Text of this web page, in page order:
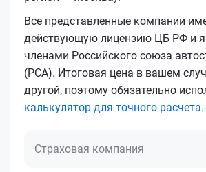
Все представленные компании
действующую лицензию ЦБ РФ и
членами Российского союза
(РСА). Итоговая цена в вашем
другой, поэтому обязательно
калькулятор для точного расчета.
Страховая компания